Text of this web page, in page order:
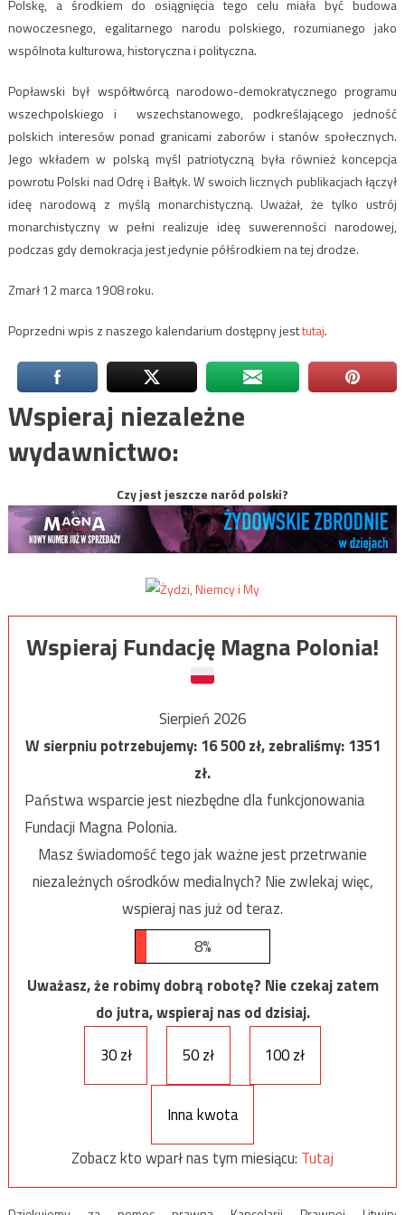
Polskę, a środkiem do osiągnięcia tego celu miała być budowa
nowoczesnego, egalitarnego narodu polskiego, rozumianego jako
wspólnota kulturowa, historyczna i polityczna.
Popławski był współtwórcą narodowo-demokratycznego programu
wszechpolskiego i wszechstanowego, podkreślającego jedność
polskich interesów ponad granicami zaborów i stanów społecznych.
Jego wkładem w polską myśl patriotyczną była również koncepcja
powrotu Polski nad Odrę i Bałtyk. W swoich licznych publikacjach łączył
ideę narodową z myślą monarchistyczną. Uważał, że tylko ustrój
monarchistyczny w pełni realizuje ideę suwerenności narodowej,
podczas gdy demokracja jest jedynie półśrodkiem na tej drodze.
Zmarł 12 marca 1908 roku.
Poprzedni wpis z naszego kalendarium dostępny jesttutaj.
Wspieraj niezależne
wydawnictwo:
Czy jest jeszcze naród polski?
Wspieraj Fundację Magna Polonia!
Sierpień 2026
W sierpniu potrzebujemy:16 500zł, zebraliśmy:1351
zł.
Państwa wsparcie jest niezbędne dla funkcjonowania
Fundacji Magna Polonia.
Masz świadomość tego jak ważne jest przetrwanie
niezależnych ośrodków medialnych? Nie zwlekaj więc,
wspieraj nas już od teraz.
8%
Uważasz, że robimy dobrą robotę? Nie czekaj zatem
do jutra, wspieraj nas od dzisiaj.
30 zł
50 zł 100 zł
Inna kwota
Zobacz kto wparł nas tym miesiącu: Tutaj